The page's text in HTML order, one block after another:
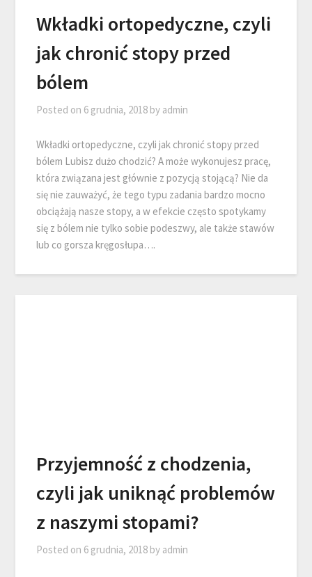
Wkładki ortopedyczne, czyli
jak chronić stopy przed
bólem
Posted on 6 grudnia, 2018 by admin
Wkładki ortopedyczne, czyli jak chronić stopy przed
bólem Lubisz dużo chodzić? A może wykonujesz pracę,
która związana jest głównie z pozycją stojącą? Nie da
się nie zauważyć, że tego typu zadania bardzo mocno
obciążają nasze stopy, a w efekcie często spotykamy
się z bólem nie tylko sobie podeszwy, ale także stawów
lub co gorsza kręgosłupa….
Przyjemność z chodzenia,
czyli jak uniknąć problemów
z naszymi stopami?
Posted on 6 grudnia, 2018 by admin